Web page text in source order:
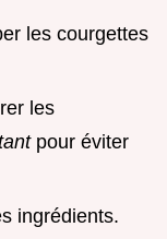
les courgettes
les
pour éviter
ingrédients.